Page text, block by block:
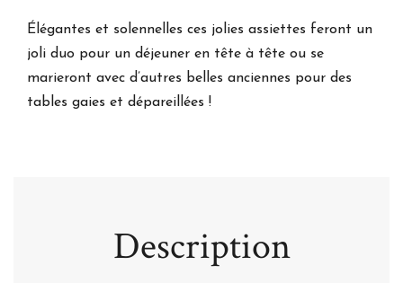
Élégantes et solennelles ces jolies assiettes feront un
joli duo pour un déjeuner en tête à tête ou se
marieront avec d’autres belles anciennes pour des
tables gaies et dépareillées !
Description